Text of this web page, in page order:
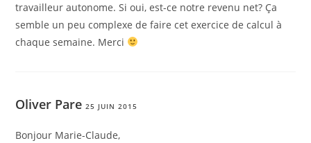
travailleur autonome. Si oui, est-ce notre revenu net? Ça
semble un peu complexe de faire cet exercice de calcul à
chaque semaine. Merci
Oliver Pare 25 JUIN 2015
Bonjour Marie-Claude,